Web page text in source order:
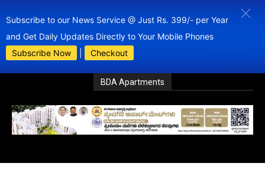
Subscribe to our News Service @ Just Rs. 399/- per Year
and Get Daily Updates Directly to Your Mobile Phones
Subscribe Now
Checkout
BDA Apartments